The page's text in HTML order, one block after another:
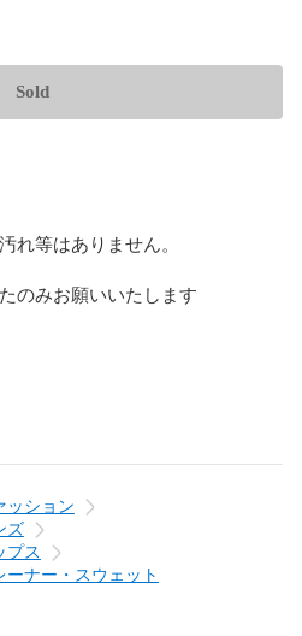
Sold
れ等はありません。
のみお願いいたします
ッション
ズ
プス
ーナー・スウェット